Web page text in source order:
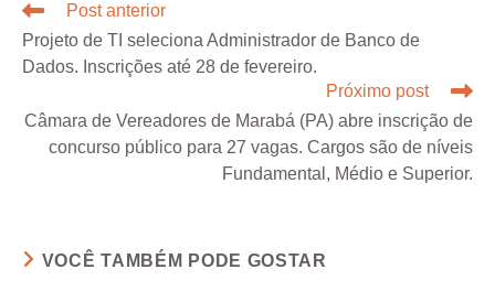
Post anterior
Projeto de TI seleciona Administrador de Banco de
Dados. Inscrições até 28 de fevereiro.
Próximo post
Câmara de Vereadores de Marabá (PA) abre inscrição de
concurso público para 27 vagas. Cargos são de níveis
Fundamental, Médio e Superior.
VOCÊ TAMBÉM PODE GOSTAR